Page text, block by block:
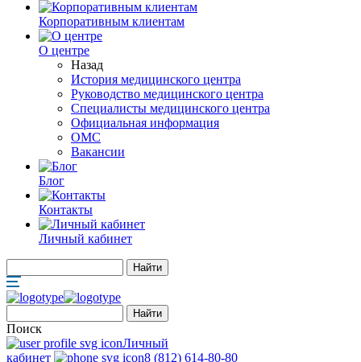
Корпоративным клиентам
О центре
Назад
История медицинского центра
Руководство медицинского центра
Специалисты медицинского центра
Официальная информация
ОМС
Вакансии
Блог
Контакты
Личный кабинет
Поиск
Личный
кабинет
8 (812) 614-80-80